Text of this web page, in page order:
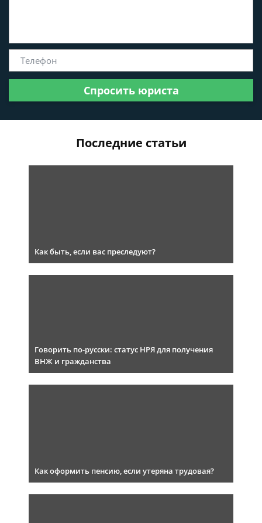
Спросить юриста
Последние статьи
Как быть, если вас преследуют?
Говорить по-русски: статус НРЯ для получения
ВНЖ и гражданства
Как оформить пенсию, если утеряна трудовая?